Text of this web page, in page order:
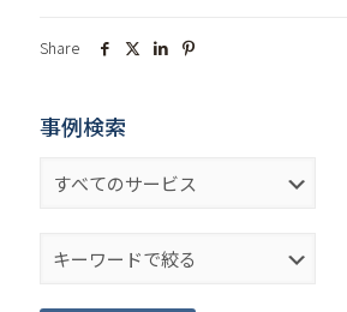
Share
事例検索